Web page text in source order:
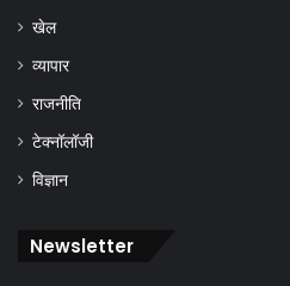
खेल
व्यापार
राजनीति
टेक्नॉलॉजी
विज्ञान
Newsletter